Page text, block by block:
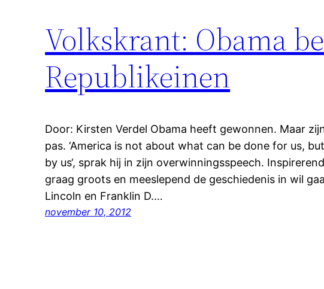
Volkskrant: Obama
Republikeinen
Door: Kirsten Verdel Obama heeft gewonnen. Maar
pas. ‘America is not about what can be done for us,
by us‘, sprak hij in zijn overwinningsspeech.
graag groots en meeslepend de geschiedenis in wil
Lincoln en Franklin D.…
november 10, 2012